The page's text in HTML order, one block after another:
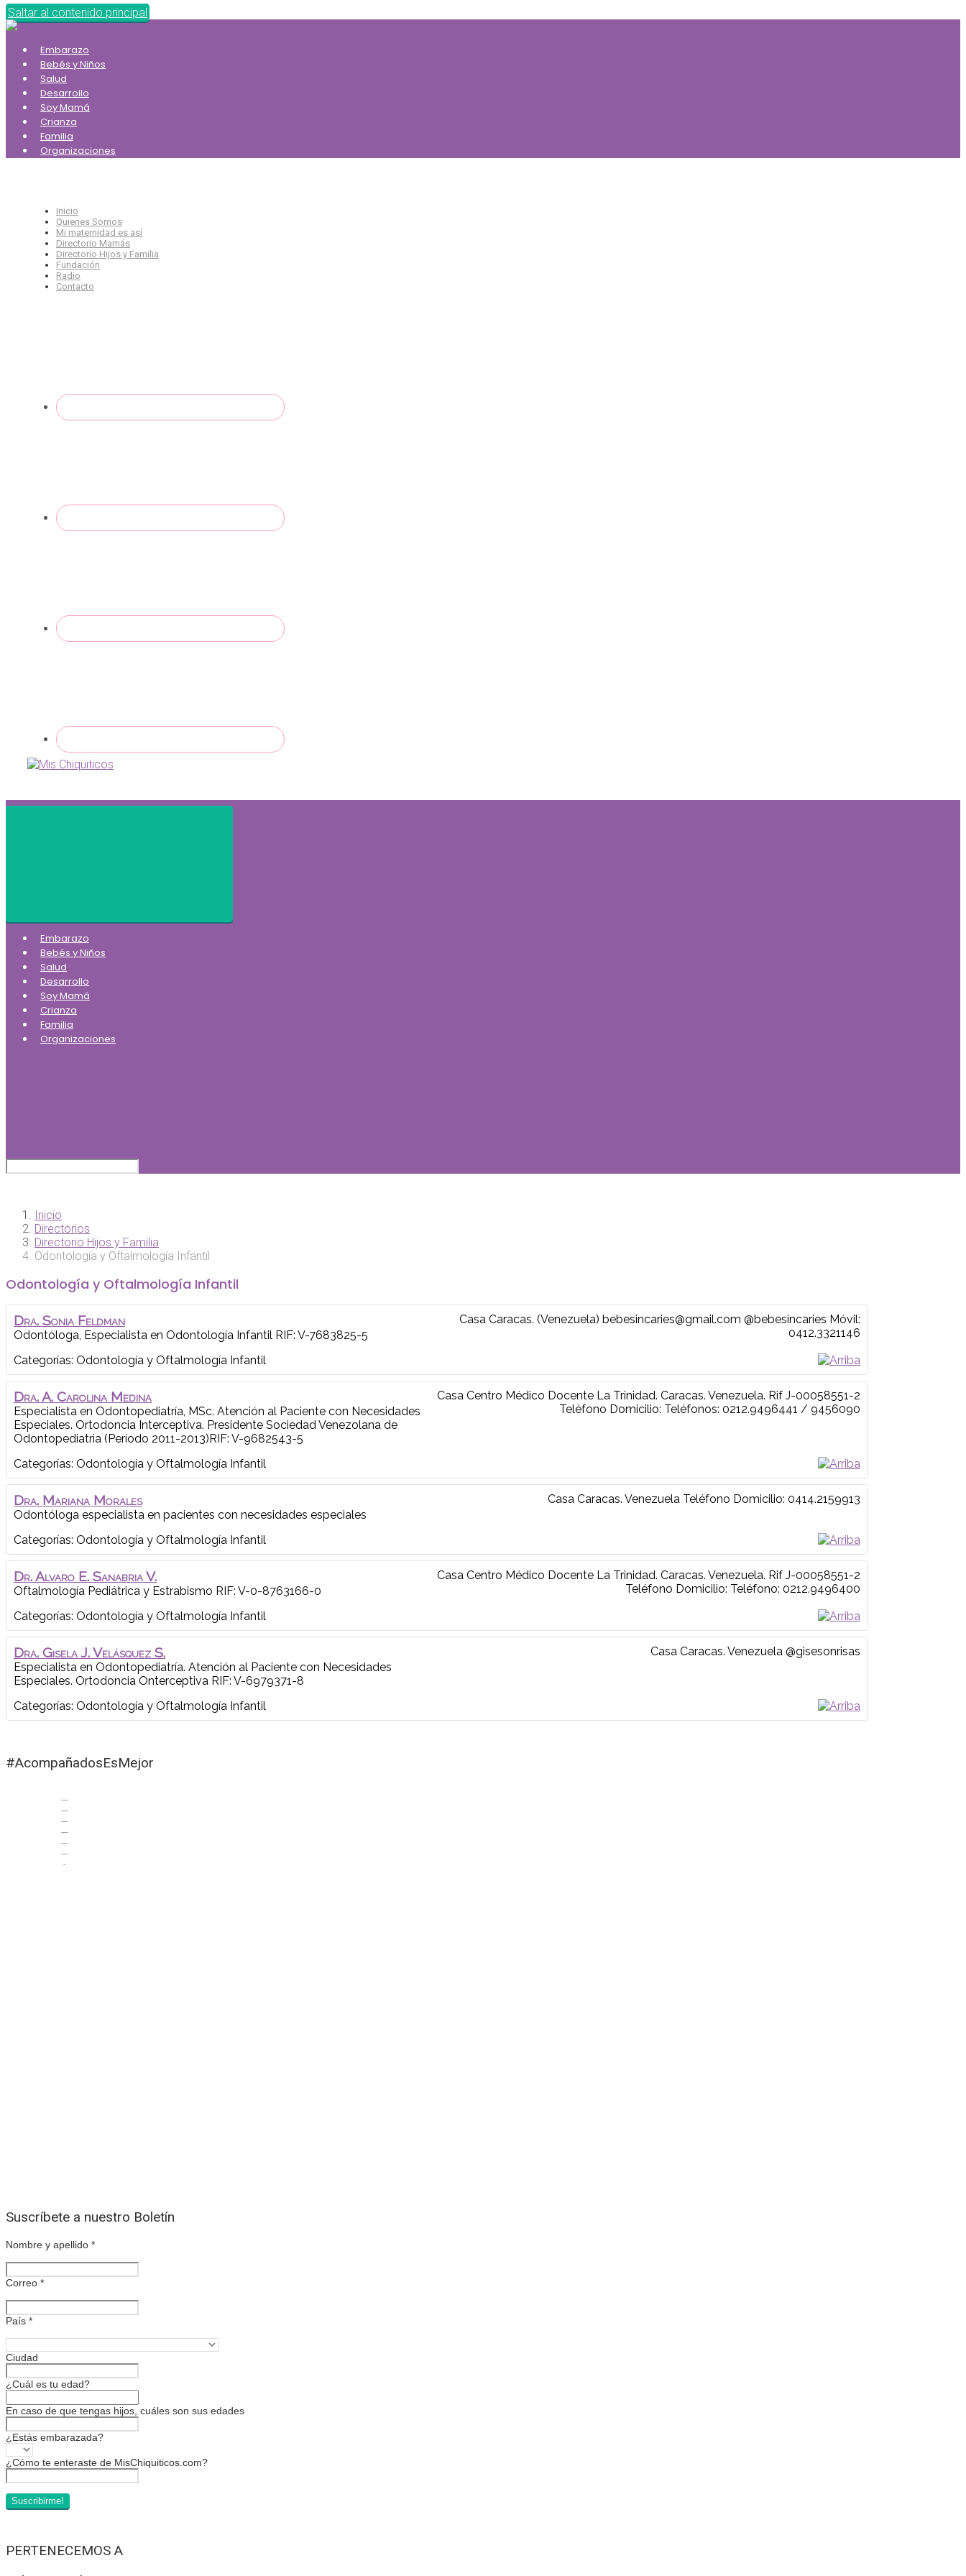
Saltar al contenido principal
Embarazo
Bebés y Niños
Salud
Desarrollo
Soy Mamá
Crianza
Familia
Organizaciones
Inicio
Quienes Somos
Mi maternidad es así
Directorio Mamás
Directorio Hijos y Familia
Fundación
Radio
Contacto
Embarazo
Bebés y Niños
Salud
Desarrollo
Soy Mamá
Crianza
Familia
Organizaciones
Inicio
Directorios
Directorio Hijos y Familia
Odontología y Oftalmología Infantil
Odontología y Oftalmología Infantil
Dra. Sonia Feldman
Odontóloga, Especialista en Odontología Infantil RIF: V-7683825-5
Casa Caracas. (Venezuela) bebesincaries@gmail.com @bebesincaries Móvil:
0412.3321146
Categorías: Odontología y Oftalmología Infantil
Dra.A. Carolina Medina
Especialista en Odontopediatría, MSc. Atención al Paciente con Necesidades
Especiales. Ortodoncia Interceptiva. Presidente Sociedad Venezolana de
Odontopediatria (Período 2011-2013)RIF: V-9682543-5
Casa Centro Médico Docente La Trinidad. Caracas. Venezuela. Rif J-00058551-2
Teléfono Domicilio: Teléfonos: 0212.9496441 / 9456090
Categorías: Odontología y Oftalmología Infantil
Dra. Mariana Morales
Odontóloga especialista en pacientes con necesidades especiales
Casa Caracas. Venezuela Teléfono Domicilio: 0414.2159913
Categorías: Odontología y Oftalmología Infantil
Dr.Alvaro E. Sanabria V.
Oftalmología Pediátrica y Estrabismo RIF: V-0-8763166-0
Casa Centro Médico Docente La Trinidad. Caracas. Venezuela. Rif J-00058551-2
Teléfono Domicilio: Teléfono: 0212.9496400
Categorías: Odontología y Oftalmología Infantil
Dra. Gisela J.Velásquez S.
Especialista en Odontopediatría. Atención al Paciente con Necesidades
Especiales. Ortodoncia Onterceptiva RIF: V-6979371-8
Casa Caracas. Venezuela @gisesonrisas
Categorías: Odontología y Oftalmología Infantil
#AcompañadosEsMejor
Suscríbete a nuestro Boletín
Nombre y apellido *
Correo *
País *
Ciudad
¿Cuál es tu edad?
En caso de que tengas hijos, cuáles son sus edades
¿Estás embarazada?
¿Cómo te enteraste de MisChiquiticos.com?
PERTENECEMOS A